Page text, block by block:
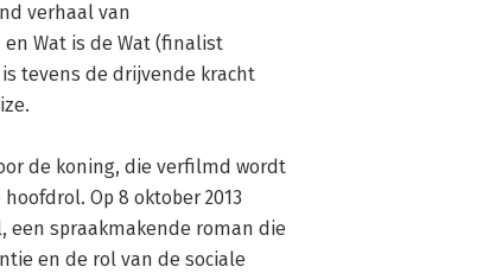
verhaal van
Wat is de Wat (finalist
is tevens de drijvende kracht
de koning, die verfilmd wordt
Op 8 oktober 2013
een spraakmakende roman die
en de rol van de sociale